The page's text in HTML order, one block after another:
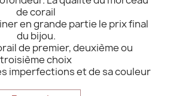
de corail
en grande partie le prix final
du bijou.
de premier, deuxième ou
troisième choix
imperfections et de sa couleur